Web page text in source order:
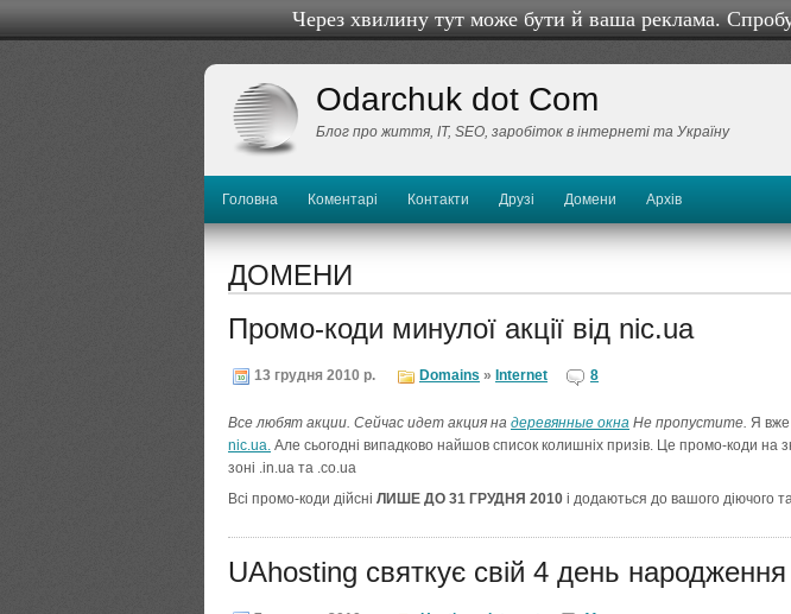
Через хвилину тут може бути й ваша реклама.
Odarchuk dot Com
Блог про життя, IТ, SEO, заробіток в інтернеті та Україну
Головна Коментарі Контакти Друзі Домени Архів
ДОМЕНИ
Промо-коди минулої акції від nic.ua
13 грудня 2010 р. Domains » Internet 8
Все любят акции. Сейчас идет акция на деревянные окна Не пропустите. Я вже
nic.ua. Але сьогодні випадково найшов список колишніх призів. Це промо-коди на
зоні .in.ua та .co.ua
Всі промо-коди дійсні ЛИШЕ ДО 31 ГРУДНЯ 2010 і додаються до вашого діючого
UAhosting святкує свій 4 день народження